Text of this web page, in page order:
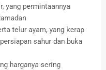
yang permintaannya
telur ayam, yang kerap
sahur dan buka
harganya sering